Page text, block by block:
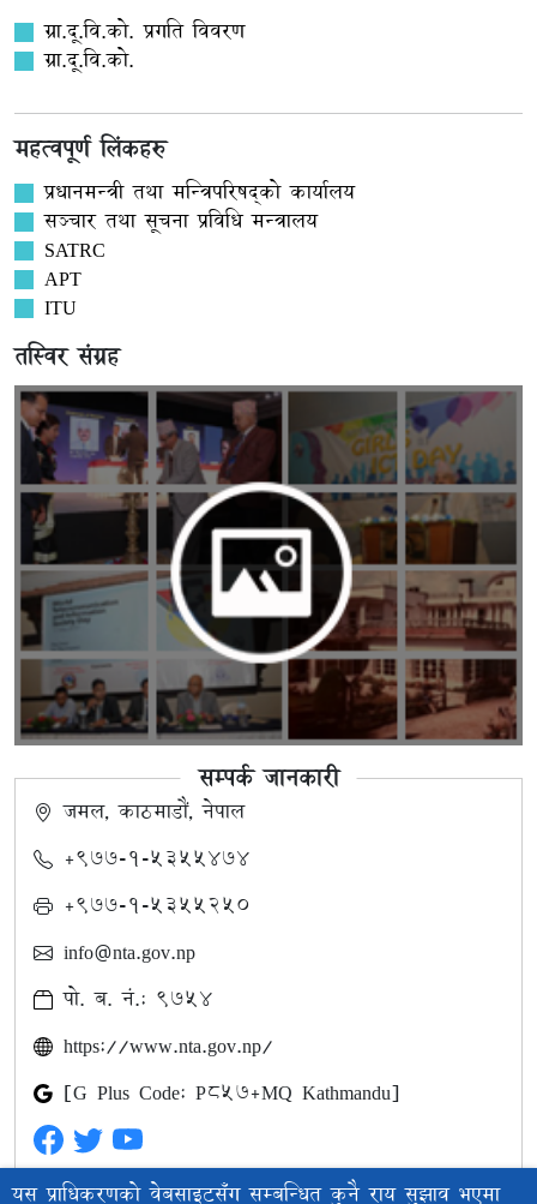
ग्रा.दू.वि.को. प्रगति विवरण
ग्रा.दू.वि.को.
महत्वपूर्ण लिंकहरु
प्रधानमन्त्री तथा मन्त्रिपरिषद्को कार्यालय
सञ्‍चार तथा सूचना प्रविधि मन्त्रालय
SATRC
APT
ITU
तस्विर संग्रह
सम्पर्क जानकारी
जमल, काठमाडौं, नेपाल
+९७७-१-५३५५४७४
+९७७-१-५३५५२५०
info@nta.gov.np
पो. ब. नं.: ९७५४
https://www.nta.gov.np/
[G Plus Code: P857+MQ Kathmandu]
यस प्राधिकरणको वेबसाइटसँग सम्बन्धित कुनै राय सुझाव भएमा